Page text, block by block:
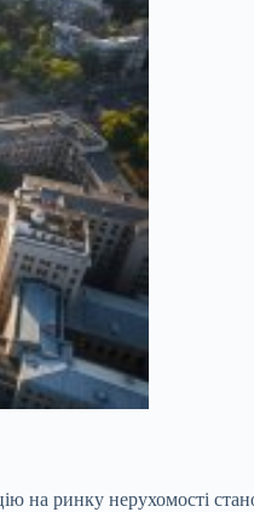
на ринку нерухомості